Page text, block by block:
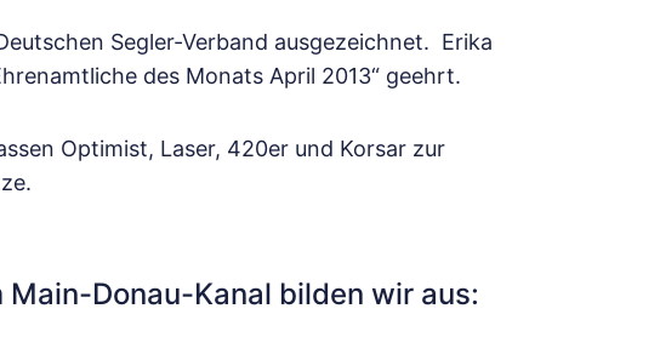
Segler-Verband ausgezeichnet. Erika
des Monats April 2013“ geehrt.
Optimist, Laser, 420er und Korsar zur
Donau-Kanal bilden wir aus: